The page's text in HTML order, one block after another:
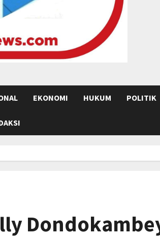
EKONOMI HUKUM POLITIK